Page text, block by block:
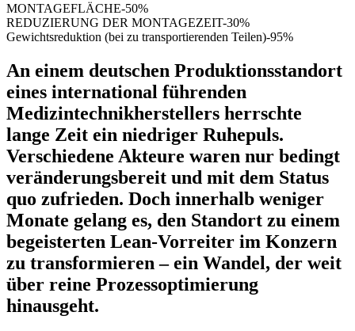
MONTAGEFLÄCHE-50%
REDUZIERUNG DER MONTAGEZEIT-30%
Gewichtsreduktion (bei zu transportierenden Teilen)-95%
An einem deutschen Produktionsstandort
eines international führenden
Medizintechnikherstellers herrschte
lange Zeit ein niedriger Ruhepuls.
Verschiedene Akteure waren nur bedingt
veränderungsbereit und mit dem Status
quo zufrieden. Doch innerhalb weniger
Monate gelang es, den Standort zu einem
begeisterten Lean-Vorreiter im Konzern
zu transformieren – ein Wandel, der weit
über reine Prozessoptimierung
hinausgeht.